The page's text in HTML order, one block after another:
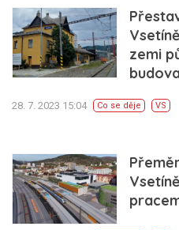
zemi
28. 7. 2023 15:04 Co se děje VS